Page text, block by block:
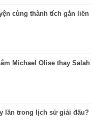
cùng thành tích gắn liền
Michael Olise thay Salah
lần trong lịch sử giải đấu?